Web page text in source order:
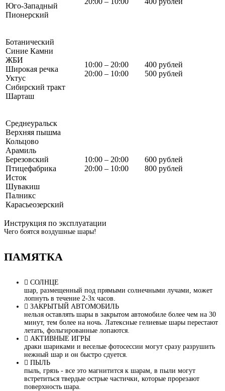
Юго-Западный
Пионерский
Ботанический
Синие Камни
ЖБИ
Широкая речка
Уктус
Сибирский тракт
Шарташ
10:00 – 20:00
20:00 – 10:00
400 рублей
500 рублей
Среднеуральск
Верхняя пышма
Кольцово
Арамиль
Березовский
Птицефабрика
Исток
Шувакиш
Палникс
Карасьеозерский
10:00 – 20:00
20:00 – 10:00
600 рублей
800 рублей
Инструкция по эксплуатации
Чего боятся воздушные шары!
ПАМЯТКА
СОЛНЦЕ
шар, размещенный под прямыми солнечными лучами, может
лопнуть в течение 2-3х часов.
ЗАКРЫТЫЙ АВТОМОБИЛЬ
нельзя оставлять шары в закрытом автомобиле более чем на 30
минут, тем более на ночь. Латексные гелиевые шары перестают
летать, фольгированные лопаются.
АКТИВНЫЕ ИГРЫ
драки шариками и веселые фотосессии могут сразу разрушить
нежный шар и он быстро сдуется.
ПЫЛЬ
пыль, грязь - все это магнитится к шарам, в пыли могут
встретиться твердые острые частички, которые прорезают
поверхность шара.